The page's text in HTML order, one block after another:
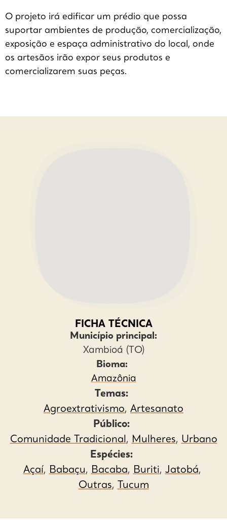
O projeto irá edificar um prédio que possa
suportar ambientes de produção, comercialização,
exposição e espaça administrativo do local, onde
os artesãos irão expor seus produtos e
comercializarem suas peças.
FICHA TÉCNICA
Município principal:
Xambioá (TO)
Bioma:
Amazônia
Temas:
Agroextrativismo, Artesanato
Público:
Comunidade Tradicional, Mulheres, Urbano
Espécies:
Açaí, Babaçu, Bacaba, Buriti, Jatobá,
Outras, Tucum